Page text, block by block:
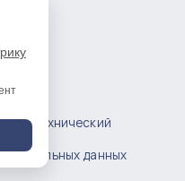
технический
данных